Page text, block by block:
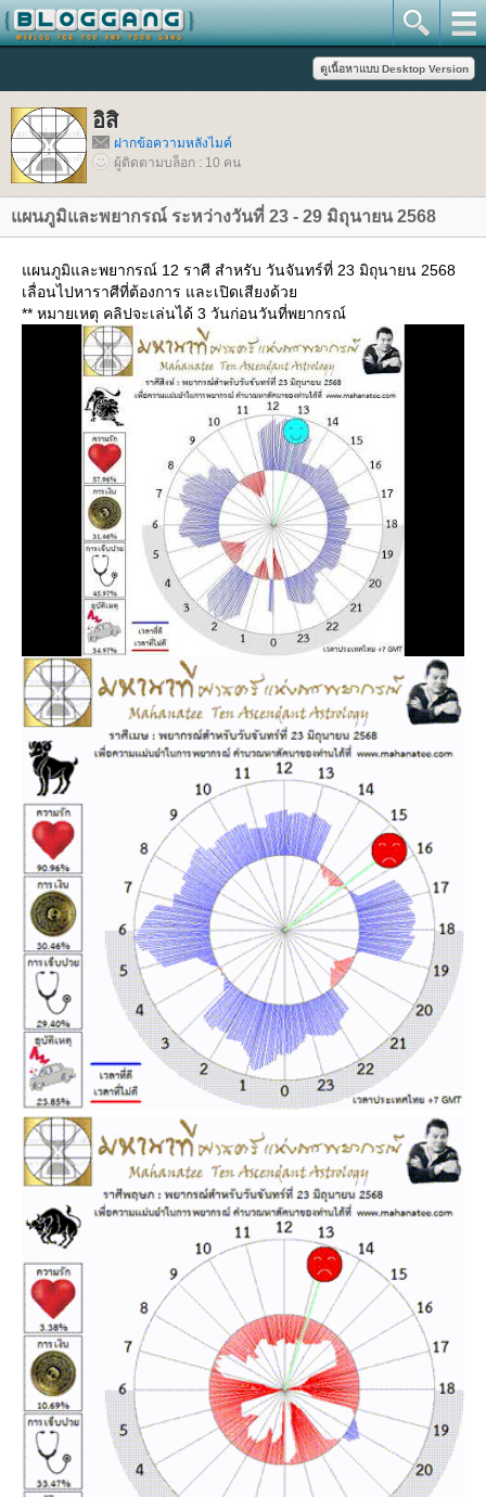
อิสิ
ฝากข้อความหลังไมค์
ผู้ติดตามบล็อก : 10 คน
ผนภูมิและพยากรณ์ ระหว่างวันที่ 23 - 29 มิถุนายน 2568
ผนภูมิและพยากรณ์ 12 ราศี สำหรับ วันจันทร์ที่ 23 มิถุนายน 2568
เลื่อนไปหาราศีที่ต้องการ และเปิดเสียงด้ว
** หมายเหตุ คลิปจะเล่นได้ 3 วันก่อนวันที่พยากรณ์